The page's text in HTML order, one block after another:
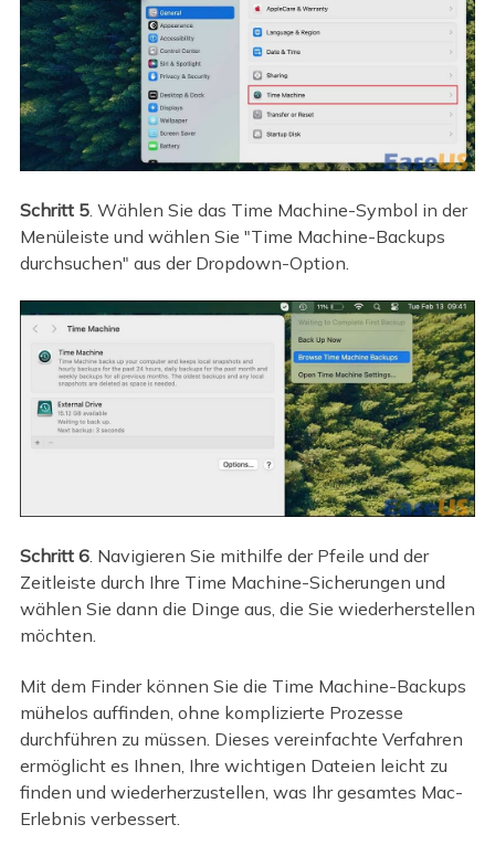
Schritt 5. Wählen Sie das Time Machine-Symbol in der
Menüleiste und wählen Sie "Time Machine-Backups
durchsuchen" aus der Dropdown-Option.
Schritt 6. Navigieren Sie mithilfe der Pfeile und der
Zeitleiste durch Ihre Time Machine-Sicherungen und
wählen Sie dann die Dinge aus, die Sie wiederherstellen
möchten.
Mit dem Finder können Sie die Time Machine-Backups
mühelos auffinden, ohne komplizierte Prozesse
durchführen zu müssen. Dieses vereinfachte Verfahren
ermöglicht es Ihnen, Ihre wichtigen Dateien leicht zu
finden und wiederherzustellen, was Ihr gesamtes Mac-
Erlebnis verbessert.